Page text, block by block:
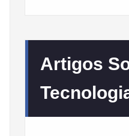
Artigos